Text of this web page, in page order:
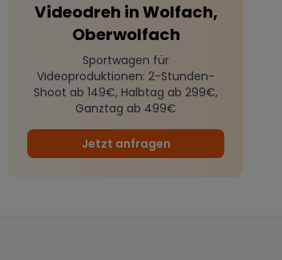
Videodreh inWolfach,
Oberwolfach
Sportwagen für
Videoproduktionen: 2-Stunden-
Shoot ab 149€, Halbtag ab 299€,
Ganztag ab 499€
Jetzt anfragen